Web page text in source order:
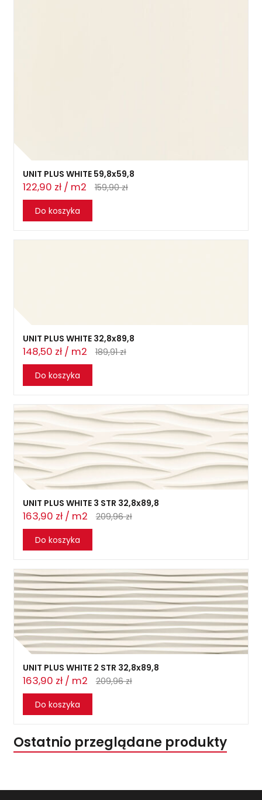
UNIT PLUS WHITE 59,8x59,8
122,90 zł / m2
159,90 zł
Do koszyka
UNIT PLUS WHITE 32,8x89,8
148,50 zł / m2
189,91 zł
Do koszyka
UNIT PLUS WHITE 3 STR 32,8x89,8
163,90 zł / m2
209,96 zł
Do koszyka
UNIT PLUS WHITE 2 STR 32,8x89,8
163,90 zł / m2
209,96 zł
Do koszyka
Ostatnio przeglądane produkty